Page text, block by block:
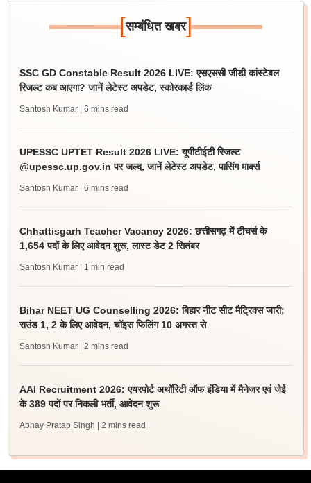
[सम्बंधित खबर]
SSC GD Constable Result 2026 LIVE: एसएससी जीडी कांस्टेबल
रिजल्ट कब आएगा? जानें लेटेस्ट अपडेट, स्कोरकार्ड लिंक
Santosh Kumar | 6 mins read
UPESSC UPTET Result 2026 LIVE: यूपीटीईटी रिजल्ट
@upessc.up.gov.in पर जल्द, जानें लेटेस्ट अपडेट, पासिंग मार्क्स
Santosh Kumar | 6 mins read
Chhattisgarh Teacher Vacancy 2026: छत्तीसगढ़ में टीचर्स के
1,654 पदों के लिए आवेदन शुरू, लास्ट डेट 2 सितंबर
Santosh Kumar | 1 min read
Bihar NEET UG Counselling 2026: बिहार नीट सीट मैट्रिक्स जारी;
राउंड 1, 2 के लिए आवेदन, चॉइस फिलिंग 10 अगस्त से
Santosh Kumar | 2 mins read
AAI Recruitment 2026: एयरपोर्ट अथॉरिटी ऑफ इंडिया में मैनेजर एवं जेई
के 389 पदों पर निकली भर्ती, आवेदन शुरू
Abhay Pratap Singh | 2 mins read